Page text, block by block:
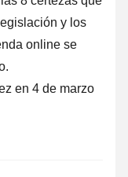
y los
online se
en 4 de marzo